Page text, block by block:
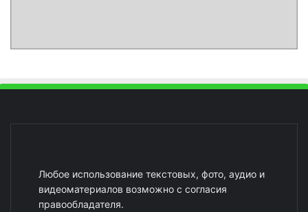
Любое использование текстовых, фото, аудио и
видеоматериалов возможно с согласия
правообладателя.